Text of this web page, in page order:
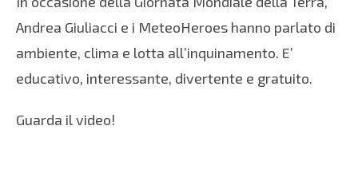
Andrea Giuliacci e i MeteoHeroes hanno parlato di
ambiente, clima e lotta all’inquinamento. E’
educativo, interessante, divertente e gratuito.
Guarda il video!